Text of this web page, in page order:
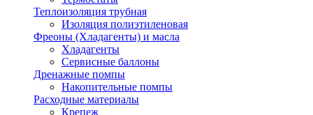
Теплоизоляция трубная
Изоляция полиэтиленовая
Фреоны (Хладагенты) и масла
Хладагенты
Сервисные баллоны
Дренажные помпы
Накопительные помпы
Расходные материалы
Крепеж